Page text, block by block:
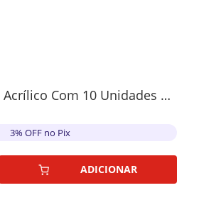
Copo Pic 300 De Acrílico Com 10 Unidades Verde Escuro
3% OFF no Pix
ADICIONAR